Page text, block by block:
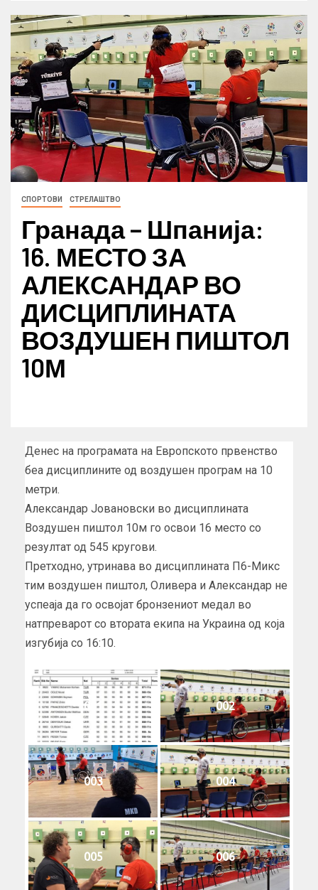
СПОРТОВИ СТРЕЛАШТВО
Гранада – Шпанија:
16. МЕСТО ЗА
АЛЕКСАНДАР ВО
ДИСЦИПЛИНАТА
ВОЗДУШЕН ПИШТОЛ
10М
Денес на програмата на Европското првенство
беа дисциплините од воздушен програм на 10
метри.
Александар Јовановски во дисциплината
Воздушен пиштол 10м го освои 16 место со
резултат од 545 кругови.
Претходно, утринава во дисциплината П6-Микс
тим воздушен пиштол, Оливера и Александар не
успеаја да го освојат бронзениот медал во
натпреварот со втората екипа на Украина од која
изгубија со 16:10.
001 002
003 004
005 006